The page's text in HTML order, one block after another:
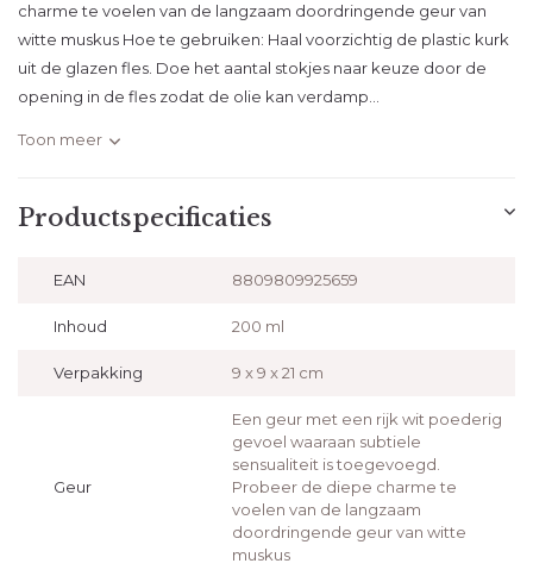
charme te voelen van de langzaam doordringende geur van
witte muskus Hoe te gebruiken: Haal voorzichtig de plastic kurk
uit de glazen fles. Doe het aantal stokjes naar keuze door de
opening in de fles zodat de olie kan verdamp...
Toon meer
Productspecificaties
EAN 8809809925659
Inhoud 200 ml
Verpakking 9 x 9 x 21 cm
Geur
Een geur met een rijk wit poederig
gevoel waaraan subtiele
sensualiteit is toegevoegd.
Probeer de diepe charme te
voelen van de langzaam
doordringende geur van witte
muskus